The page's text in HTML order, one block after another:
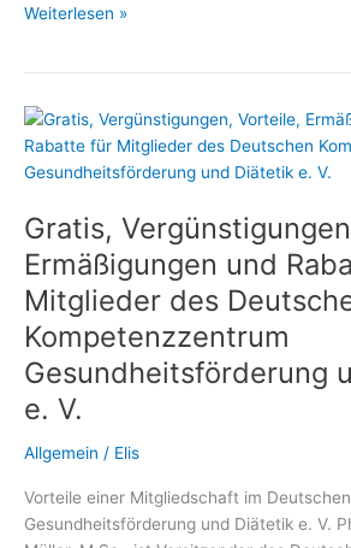
Diätassistenten
von
der
Mitgliedschaft
Deutschen
Kompetenzzentrum
Gesundheitsförderung
und
Diätetik
Weiterlesen »
Gratis,
Ermäßigungen und
Mitglieder des
Kompetenzzentrum
Gesundheitsförderung
e. V.
Allgemein / Elis
Vorteile einer Mitgliedschaft im
Gesundheitsförderung und Diätetik e. V.